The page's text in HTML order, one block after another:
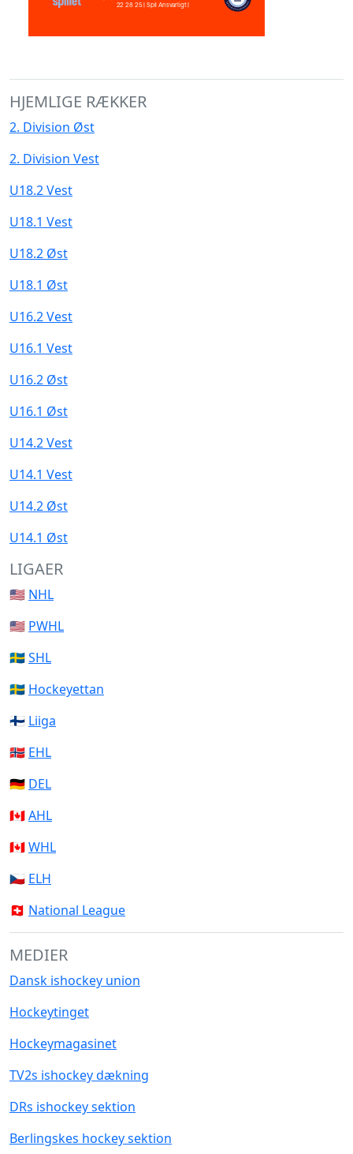
HJEMLIGE RÆKKER
2. Division Øst
2. Division Vest
U18.2 Vest
U18.1 Vest
U18.2 Øst
U18.1 Øst
U16.2 Vest
U16.1 Vest
U16.2 Øst
U16.1 Øst
U14.2 Vest
U14.1 Vest
U14.2 Øst
U14.1 Øst
LIGAER
🇺🇸 NHL
🇺🇸 PWHL
🇸🇪SHL
🇸🇪 Hockeyettan
🇫🇮 Liiga
🇳🇴 EHL
🇩🇪 DEL
🇨🇦AHL
🇨🇦WHL
🇨🇿 ELH
🇨🇭 National League
MEDIER
Dansk ishockey union
Hockeytinget
Hockeymagasinet
TV2s ishockey dækning
DRs ishockey sektion
Berlingskes hockey sektion